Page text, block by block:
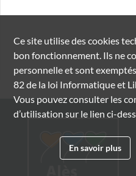
Ce site utilise descookies
bon fonctionnement. Ils ne
personnelle et sont
82 de la loi Informatique et
Vous pouvez consulter les
d’utilisation sur le lien ci-
En savoir plus